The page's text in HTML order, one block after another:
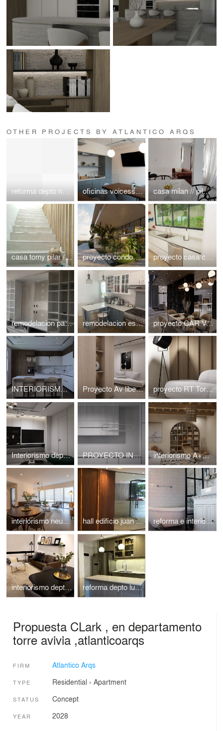
OTHER PROJECTS BY ATLANTICO ARQS
reforma depto neuchatel //cdmx//polanco// atlanticoarqs oficinas voicess// polanco / atlantico arqs casa milan // pilar // buenos aires // argentina // atlanticoarqs
casa tomy pilar // buenos aires // atlantico arqs proyecto condominio playa del carmen // atlanticoarqs proyecto casa colombia // barranquilla // atlanticoarqs
remodelacion parques polanco // cdmx // atlanticoarqs remodelacion esmeralda // mexico // cdmx // atlanticoarqs proyecto CAR VALLE DE BRAVO // MEXICO// atlantico arqs
INTERIORISMO T+L PARQUES POLOANCO atlanticoarqs Proyecto Av libertador , Palermo // buenos aires // argentina// proyecto RT Torre Central Park , Bosque real // Mexico
Interiorismo depart. le Park ,buenos aires atlanticoarqs PROYECTO INTERIORISMO AVIVIA , BREAL , MEXICO // ATLANTICO ARQS interiorismo A+S// aldea zama tulum // ATLANTICOARQS
interiorismo neuchatel // polanco // cdmx // atlanticoarqs hall edificio juan racine // polanco // cdmx // atlanticoarqs reforma e interiorismo depto san telmo // buenos aires // atlanticoarqs
interiorismo depto neuchatel // polanco // cdmx / atlanticoarqs reforma depto luis maria campos // belgrano// buenos aires // atlanticoarqs
Propuesta CLark , en departamento
torre avivia ,atlanticoarqs
FIRM Atlantico Arqs
TYPE Residential › Apartment
STATUS Concept
YEAR 2028